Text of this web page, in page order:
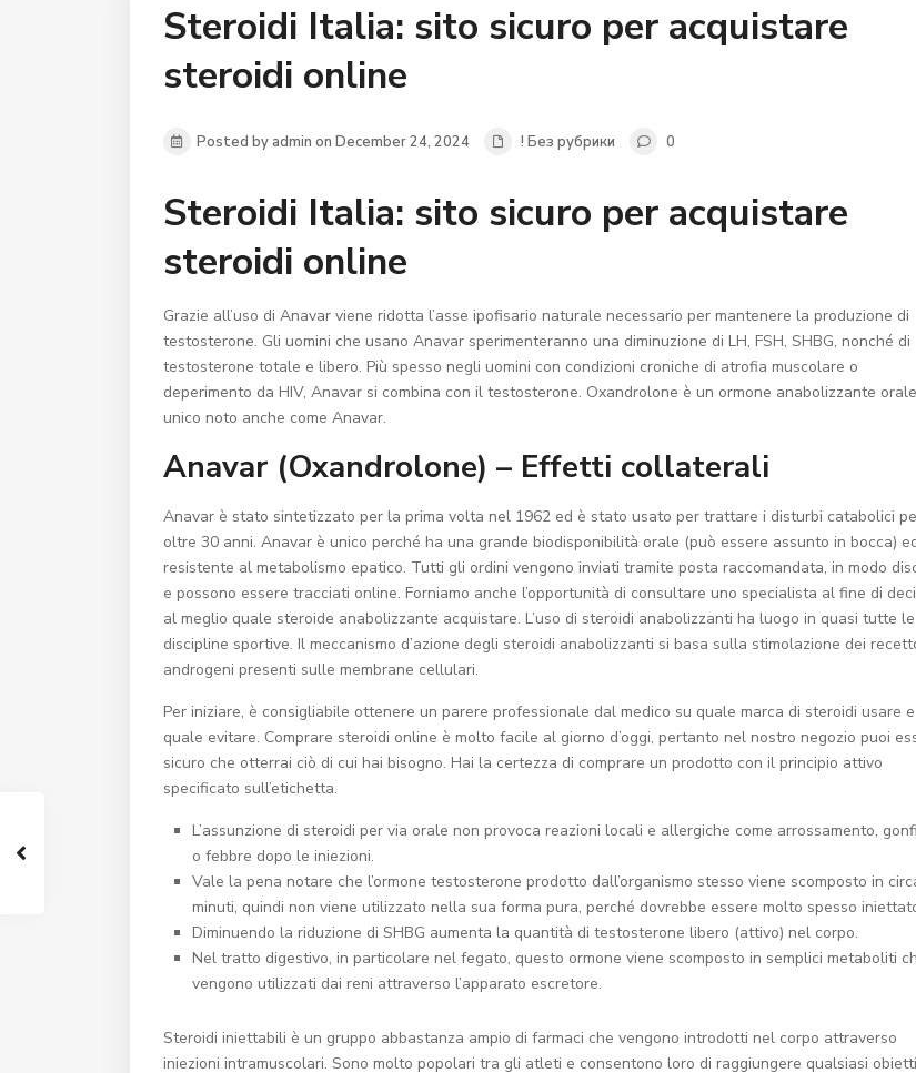
Steroidi Italia: sito sicuro per acquistare
steroidi online
Posted by admin on December 24, 2024 ! Без рубрики 0
Steroidi Italia: sito sicuro per acquistare
steroidi online
Grazie all’uso di Anavar viene ridotta l’asse ipofisario naturale necessario per mantenere la produzione di
testosterone. Gli uomini che usano Anavar sperimenteranno una diminuzione di LH, FSH, SHBG, nonché di
testosterone totale e libero. Più spesso negli uomini con condizioni croniche di atrofia muscolare o
deperimento da HIV, Anavar si combina con il testosterone. Oxandrolone è un ormone anabolizzante orale
unico noto anche come Anavar.
Anavar (Oxandrolone) – Effetti collaterali
Anavar è stato sintetizzato per la prima volta nel 1962 ed è stato usato per trattare i disturbi catabolici
oltre 30 anni. Anavar è unico perché ha una grande biodisponibilità orale (può essere assunto in bocca)
resistente al metabolismo epatico. Tutti gli ordini vengono inviati tramite posta raccomandata, in modo
e possono essere tracciati online. Forniamo anche l’opportunità di consultare uno specialista al fine di
al meglio quale steroide anabolizzante acquistare. L’uso di steroidi anabolizzanti ha luogo in quasi tutte le
discipline sportive. Il meccanismo d’azione degli steroidi anabolizzanti si basa sulla stimolazione dei
androgeni presenti sulle membrane cellulari.
Per iniziare, è consigliabile ottenere un parere professionale dal medico su quale marca di steroidi usare e
quale evitare. Comprare steroidi online è molto facile al giorno d’oggi, pertanto nel nostro negozio puoi
sicuro che otterrai ciò di cui hai bisogno. Hai la certezza di comprare un prodotto con il principio attivo
specificato sull’etichetta.
L’assunzione di steroidi per via orale non provoca reazioni locali e allergiche come arrossamento,
o febbre dopo le iniezioni.
Vale la pena notare che l’ormone testosterone prodotto dall’organismo stesso viene scomposto in
minuti, quindi non viene utilizzato nella sua forma pura, perché dovrebbe essere molto spesso
Diminuendo la riduzione di SHBG aumenta la quantità di testosterone libero (attivo) nel corpo.
Nel tratto digestivo, in particolare nel fegato, questo ormone viene scomposto in semplici metaboliti
vengono utilizzati dai reni attraverso l’apparato escretore.
Steroidi iniettabili è un gruppo abbastanza ampio di farmaci che vengono introdotti nel corpo attraverso
iniezioni intramuscolari. Sono molto popolari tra gli atleti e consentono loro di raggiungere qualsiasi